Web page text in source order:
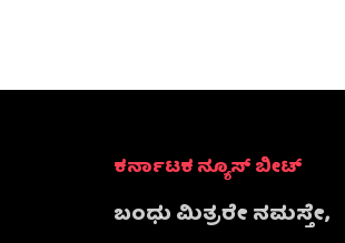
ಕರ್ನಾಟಕ ನ್ಯೂಸ್ ಬೀಟ್
ಬಂಧು ಮಿತ್ರರೇ ನಮಸ್ತೇ,